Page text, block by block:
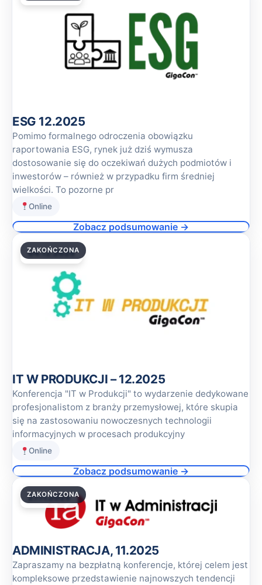
ESG 12.2025
Pomimo formalnego odroczenia obowiązku
raportowania ESG, rynek już dziś wymusza
dostosowanie się do oczekiwań dużych podmiotów i
inwestorów – również w przypadku firm średniej
wielkości. To pozorne pr
Online
Zobacz podsumowanie →
04.12.2025
ZAKOŃCZONA
IT W PRODUKCJI – 12.2025
Konferencja "IT w Produkcji" to wydarzenie dedykowane
profesjonalistom z branży przemysłowej, które skupia
się na zastosowaniu nowoczesnych technologii
informacyjnych w procesach produkcyjny
Online
Zobacz podsumowanie →
27.11.2025
ZAKOŃCZONA
ADMINISTRACJA, 11.2025
Zapraszamy na bezpłatną konferencje, której celem jest
kompleksowe przedstawienie najnowszych tendencji